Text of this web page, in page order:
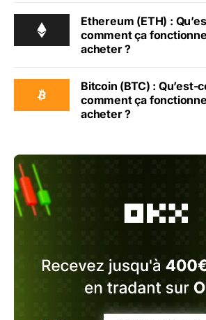
Ethereum (ETH) :
comment ça
acheter ?
Bitcoin (BTC) : Qu’est-
comment ça
acheter ?